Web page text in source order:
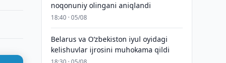
noqonuniy olingani aniqlandi
18:40 · 05/08
Belarus va O‘zbekiston iyul oyidagi
kelishuvlar ijrosini muhokama qildi